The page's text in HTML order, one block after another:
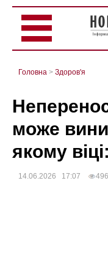
Головна > Здоров'я
може
якому
14.06.2026 17:07 496